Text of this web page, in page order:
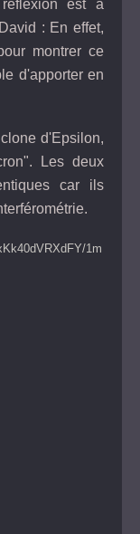
est à
: En effet,
montrer ce
d'apporter en
d'Epsilon,
Les deux
car ils